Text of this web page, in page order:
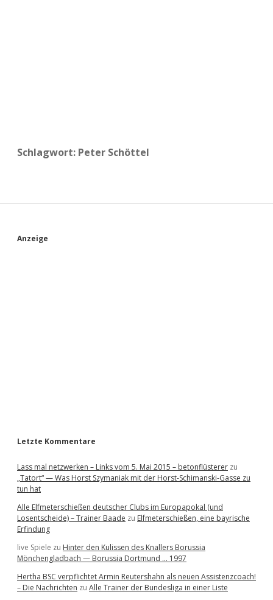
Schlagwort: Peter Schöttel
S
Anzeige
Letzte Kommentare
Lass mal netzwerken – Links vom 5. Mai 2015 – betonflüsterer zu
„Tatort“ — Was Horst Szymaniak mit der Horst-Schimanski-Gasse zu
tun hat
Alle Elfmeterschießen deutscher Clubs im Europapokal (und
Losentscheide) – Trainer Baade zu Elfmeterschießen, eine bayrische
Erfindung
live Spiele zu Hinter den Kulissen des Knallers Borussia
Mönchengladbach — Borussia Dortmund … 1997
Hertha BSC verpflichtet Armin Reutershahn als neuen Assistenzcoach!
– Die Nachrichten zu Alle Trainer der Bundesliga in einer Liste